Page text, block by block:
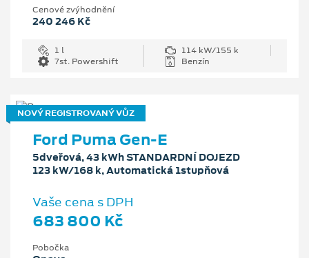
Cenové zvýhodnění
240 246 Kč
1 l
114 kW/155 k
7st. Powershift
Benzín
NOVÝ REGISTROVANÝ VŮZ
Ford Puma Gen-E
5dveřová, 43 kWh STANDARDNÍ DOJEZD
123 kW/168 k, Automatická 1stupňová
Vaše cena s DPH
683 800 Kč
Pobočka